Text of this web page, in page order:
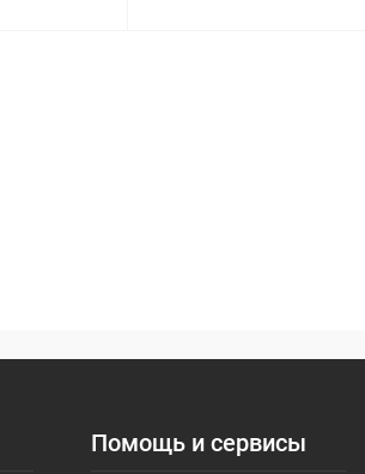
Помощь и сервисы